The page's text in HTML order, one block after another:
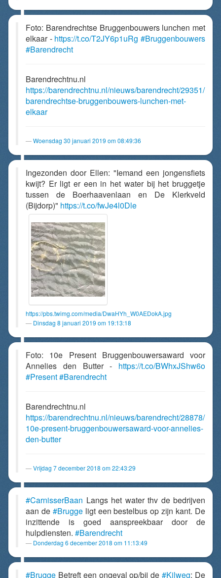
Foto: Barendrechtse Bruggenbouwers lunchen met
elkaar - https://t.co/T2JY6p1uRg #Bruggenbouwers
#Barendrecht
Barendrechtnu.nl
https://barendrechtnu.nl/nieuws/barendrecht/29351/
barendrechtse-bruggenbouwers-lunchen-met-
elkaar
Woensdag 30 januari 2019 om 08:49:36
Ingezonden door Ellen: "Iemand een jongensfiets
kwijt? Er ligt er een in het water bij het bruggetje
tussen de Boerhaavenlaan en De Klerkveld
(Bijdorp)" https://t.co/fwJe4l0Dle
https://pbs.twimg.com/media/DwaHYh_W0AEDokA.jpg
Dinsdag 8 januari 2019 om 19:13:18
Foto: 10e Present Bruggenbouwersaward voor
Annelies den Butter - https://t.co/BWhxJShw6o
#Present#Barendrecht
Barendrechtnu.nl
https://barendrechtnu.nl/nieuws/barendrecht/28878/
10e-present-bruggenbouwersaward-voor-annelies-
den-butter
Vrijdag 7 december 2018 om 22:43:29
#CarnisserBaan Langs het water thv de bedrijven
aan de #Bruggeligt een bestelbus op zijn kant. De
inzittende is goed aanspreekbaar door de
hulpdiensten. #Barendrecht
Donderdag 6 december 2018 om 11:13:49
#Brugge Betreft een ongeval op/bij de#Kilweg: De